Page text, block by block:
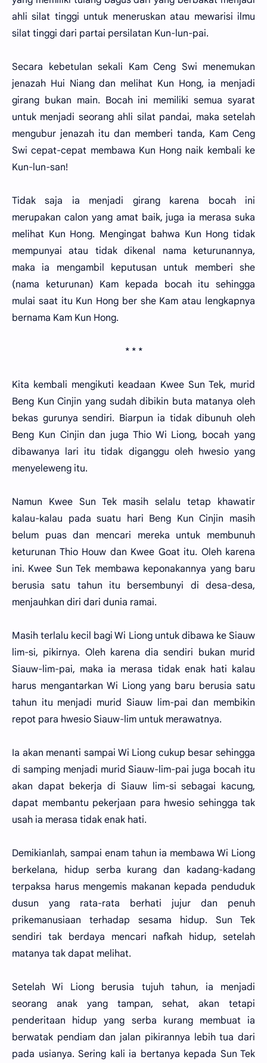
ahli silat tinggi untuk meneruskan atau mewarisi ilmu
silat tinggi dari partai persilatan Kun-lun-pai.
Secara kebetulan sekali Kam Ceng Swi menemukan
jenazah Hui Niang dan melihat Kun Hong, ia menjadi
girang bukan main. Bocah ini memiliki semua syarat
untuk menjadi seorang ahli silat pandai, maka setelah
mengubur jenazah itu dan memberi tanda, Kam Ceng
Swi cepat-cepat membawa Kun Hong naik kembali ke
Kun-lun-san!
Tidak saja ia menjadi girang karena bocah ini
merupakan calon yang amat baik, juga ia merasa suka
melihat Kun Hong. Mengingat bahwa Kun Hong tidak
mempunyai atau tidak dikenal nama keturunannya,
maka ia mengambil keputusan untuk memberi she
(nama keturunan) Kam kepada bocah itu sehingga
mulai saat itu Kun Hong ber she Kam atau lengkapnya
bernama Kam Kun Hong.
* * *
Kita kembali mengikuti keadaan Kwee Sun Tek, murid
Beng Kun Cinjin yang sudah dibikin buta matanya oleh
bekas gurunya sendiri. Biarpun ia tidak dibunuh oleh
Beng Kun Cinjin dan juga Thio Wi Liong, bocah yang
dibawanya lari itu tidak diganggu oleh hwesio yang
menyeleweng itu.
Namun Kwee Sun Tek masih selalu tetap khawatir
kalau-kalau pada suatu hari Beng Kun Cinjin masih
belum puas dan mencari mereka untuk membunuh
keturunan Thio Houw dan Kwee Goat itu. Oleh karena
ini. Kwee Sun Tek membawa keponakannya yang baru
berusia satu tahun itu bersembunyi di desa-desa,
menjauhkan diri dari dunia ramai.
Masih terlalu kecil bagi Wi Liong untuk dibawa ke Siauw
lim-si, pikirnya. Oleh karena dia sendiri bukan murid
Siauw-lim-pai, maka ia merasa tidak enak hati kalau
harus mengantarkan Wi Liong yang baru berusia satu
tahun itu menjadi murid Siauw lim-pai dan membikin
repot para hwesio Siauw-lim untuk merawatnya.
Ia akan menanti sampai Wi Liong cukup besar sehingga
di samping menjadi murid Siauw-lim-pai juga bocah itu
akan dapat bekerja di Siauw lim-si sebagai kacung,
dapat membantu pekerjaan para hwesio sehingga tak
usah ia merasa tidak enak hati.
Demikianlah, sampai enam tahun ia membawa Wi Liong
berkelana, hidup serba kurang dan kadang-kadang
terpaksa harus mengemis makanan kepada penduduk
dusun yang rata-rata berhati jujur dan penuh
prikemanusiaan terhadap sesama hidup. Sun Tek
sendiri tak berdaya mencari nafkah hidup, setelah
matanya tak dapat melihat.
Setelah Wi Liong berusia tujuh tahun, ia menjadi
seorang anak yang tampan, sehat, akan tetapi
penderitaan hidup yang serba kurang membuat ia
berwatak pendiam dan jalan pikirannya lebih tua dari
pada usianya. Sering kali ia bertanya kepada Sun Tek